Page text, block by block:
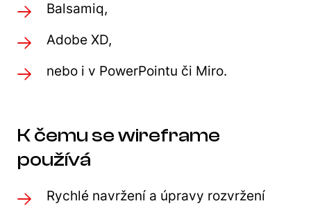
Balsamiq,
Adobe XD,
nebo i v PowerPointu či Miro.
K čemu se wireframe
používá
Rychlé navržení a úpravy rozvržení